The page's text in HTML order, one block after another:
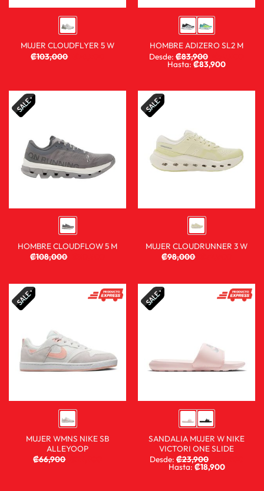
MUJER CLOUDFLYER 5 W
₡103,000
HOMBRE ADIZERO SL2 M
Desde: ₡83,900
Hasta:₡83,900
HOMBRE CLOUDFLOW 5 M
₡108,000
MUJER CLOUDRUNNER 3 W
₡98,000
MUJER WMNS NIKE SB
ALLEYOOP
₡66,900
SANDALIA MUJER W NIKE
VICTORI ONE SLIDE
Desde: ₡23,900
Hasta:₡18,900